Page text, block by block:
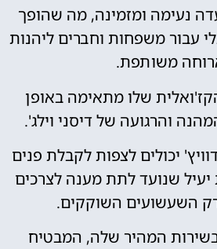
נעימה ומזמינה, מה שהופך
עבור משפחות וחברים ליהנות
משותפת.
שלו מתאימה באופן
והרגועה של דיסני וילג'.
יכולים לצפות לקבלת פנים
יעיל שנועד לתת מענה לצרכים
השעשועים השוקקים.
המהיר שלה, המבטיח